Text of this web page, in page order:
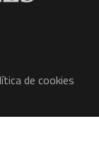
de cookies